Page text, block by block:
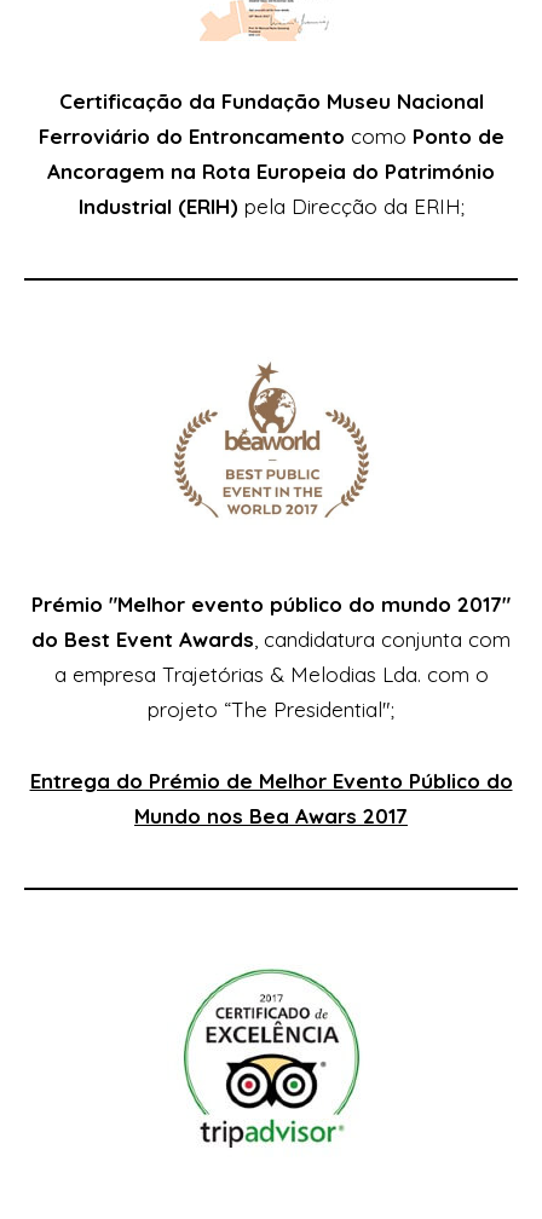
Certificação da Fundação Museu Nacional
Ferroviário do Entroncamento como Ponto de
Ancoragem na Rota Europeia do Património
Industrial (ERIH) pela Direcção da ERIH;
Prémio "Melhor evento público do mundo 2017"
do Best Event Awards, candidatura conjunta com
a empresa Trajetórias & Melodias Lda. com o
projeto “The Presidential";
Entrega do Prémio de Melhor Evento Público do
Mundo nos Bea Awars 2017